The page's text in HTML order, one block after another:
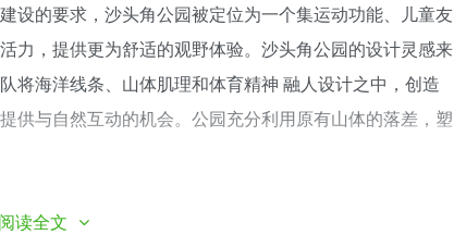
设的要求，沙头角公园被定位为一个集运动功能、儿童友
力，提供更为舒适的观野体验。沙头角公园的设计灵感来
将海洋线条、山体肌理和体育精神 融人设计之中，创造
供与自然互动的机会。公园充分利用原有山体的落差，塑
区；以自然探索为主题的“暗线”系统，围绕不同的“翻越
读全文